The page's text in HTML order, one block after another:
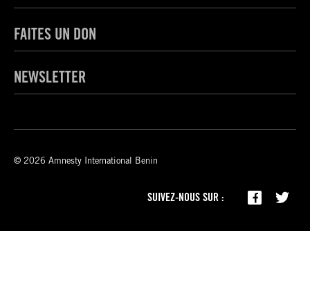
FAITES UN DON
NEWSLETTER
© 2026 Amnesty International Benin
SUIVEZ-NOUS SUR :